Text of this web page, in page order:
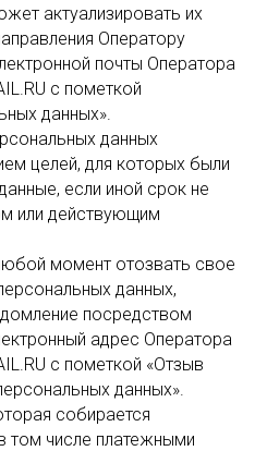
актуализировать их
Оператору
почты Оператора
с пометкой
данных».
данных
целей, для которых были
если иной срок не
или действующим
момент отозвать свое
данных,
посредством
адрес Оператора
с пометкой «Отзыв
данных».
собирается
том числе платежными